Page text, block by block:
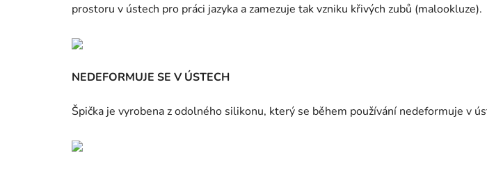
prostoru v ústech pro práci jazyka a zamezuje tak vzniku křivých zubů (malookluze).
NEDEFORMUJE SE V ÚSTECH
Špička je vyrobena z odolného silikonu, který se během používání nedeformuje v